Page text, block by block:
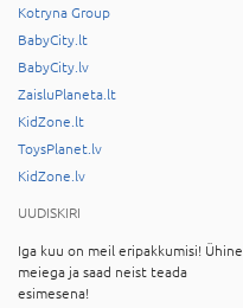
Kotryna Group
BabyCity.lt
BabyCity.lv
ZaisluPlaneta.lt
KidZone.lt
ToysPlanet.lv
KidZone.lv
UUDISKIRI
Iga kuu on meil eripakkumisi! Ühine
meiega ja saad neist teada
esimesena!